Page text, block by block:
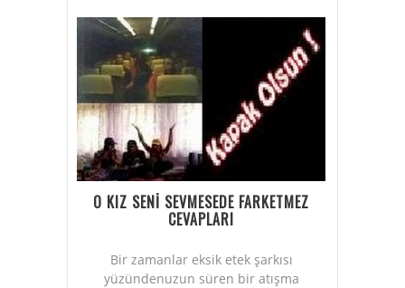
O KIZ SENİ SEVMESEDE FARKETMEZ
CEVAPLARI
Bir zamanlar eksik etek şarkısı
yüzündenuzun süren bir atışma